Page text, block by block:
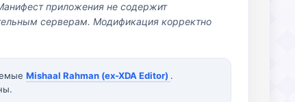
приложения не содержит
серверам. Модификация корректно
Mishaal Rahman (ex-XDA Editor) .